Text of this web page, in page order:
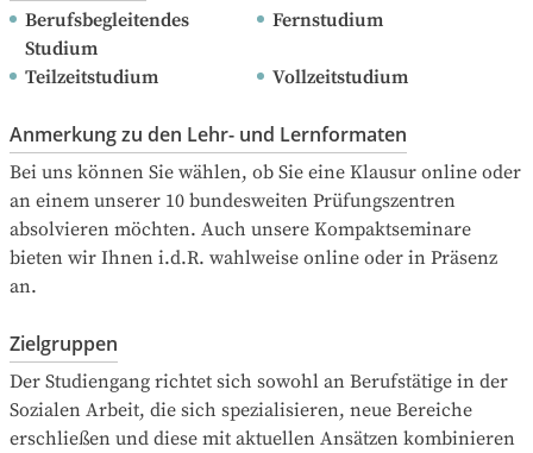
Berufsbegleitendes
Studium
Fernstudium
Teilzeitstudium Vollzeitstudium
Anmerkung zu den Lehr- und Lernformaten
Bei uns können Sie wählen, ob Sie eine Klausur online oder
an einem unserer 10 bundesweiten Prüfungszentren
absolvieren möchten. Auch unsere Kompaktseminare
bieten wir Ihnen i.d.R. wahlweise online oder in Präsenz
an.
Zielgruppen
Der Studiengang richtet sich sowohl an Berufstätige in der
Sozialen Arbeit, die sich spezialisieren, neue Bereiche
erschließen und diese mit aktuellen Ansätzen kombinieren